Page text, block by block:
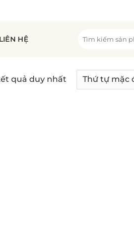
LIÊN HỆ
kiếm:
quả duy nhất